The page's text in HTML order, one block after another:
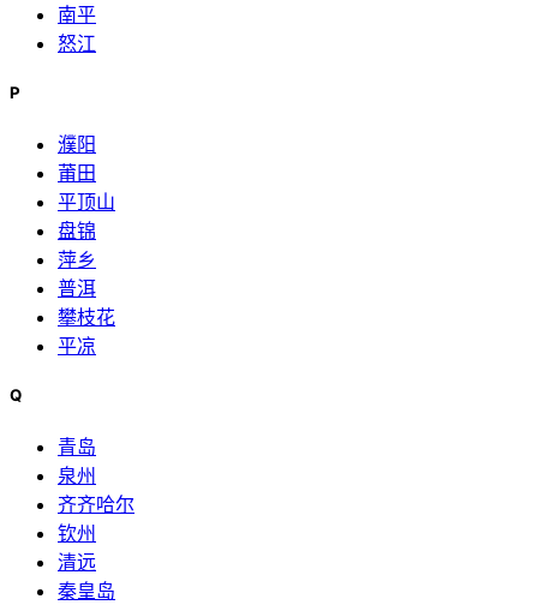
南平
怒江
P
濮阳
莆田
平顶山
盘锦
萍乡
普洱
攀枝花
平凉
Q
青岛
泉州
齐齐哈尔
钦州
清远
秦皇岛